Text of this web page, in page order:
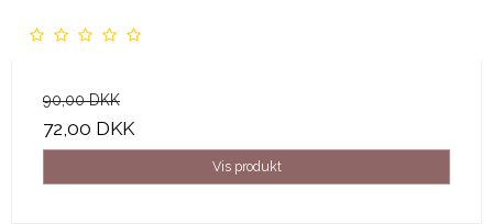
90,00 DKK
72,00 DKK
Vis produkt